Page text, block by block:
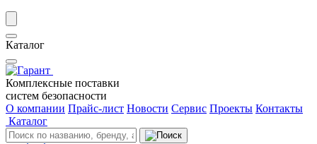
Каталог
Комплексные поставки
систем безопасности
О компании Прайс-лист Новости Сервис Проекты Контакты
Каталог